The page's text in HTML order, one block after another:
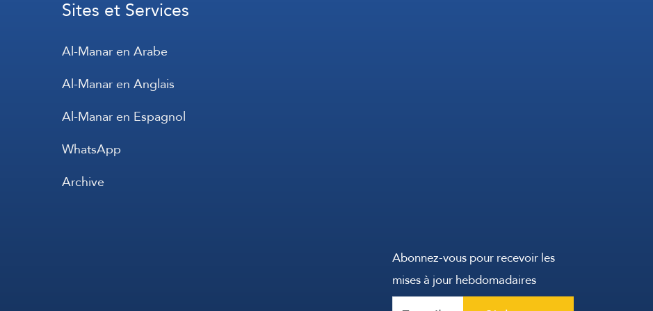
Sites et Services
Al-Manar en Arabe
Al-Manar en Anglais
Al-Manar en Espagnol
WhatsApp
Archive
Abonnez-vous pour recevoir les
mises à jour hebdomadaires